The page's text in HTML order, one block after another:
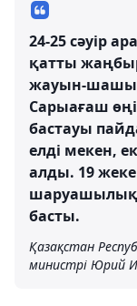
24-25 сәуір
қатты
жауын-
Сарыағаш
бастауы
елді мекен,
алды. 19
шаруашылық
басты.
Қазақстан
министрі Юрий